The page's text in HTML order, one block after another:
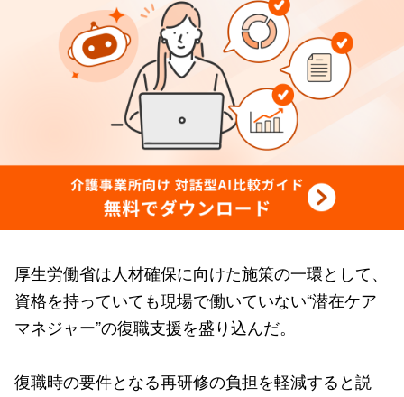
厚生労働省は人材確保に向けた施策の一環として、
資格を持っていても現場で働いていない“潜在ケア
マネジャー”の復職支援を盛り込んだ。
復職時の要件となる再研修の負担を軽減すると説